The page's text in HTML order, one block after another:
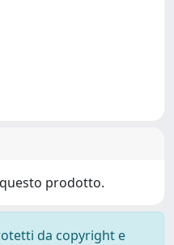
prodotto.
da copyright e